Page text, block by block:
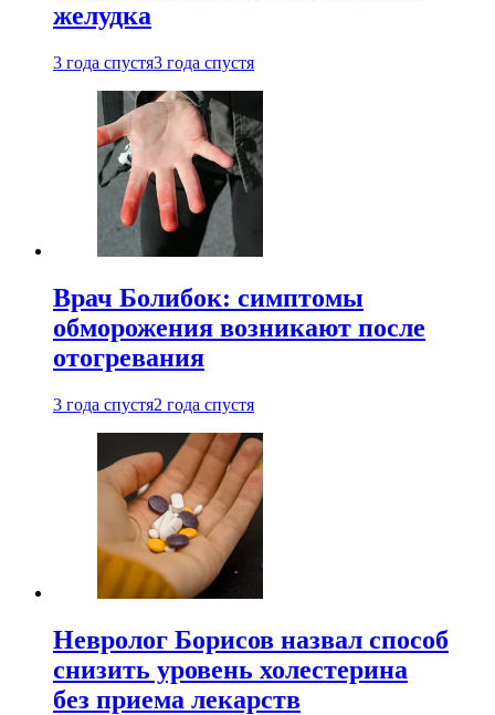
желудка
3 года спустя3 года спустя
Врач Болибок: симптомы
обморожения возникают после
отогревания
3 года спустя2 года спустя
Невролог Борисов назвал способ
снизить уровень холестерина
без приема лекарств